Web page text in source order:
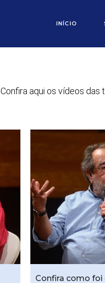
INÍCIO
Confira aqui os vídeos
Confira como foi